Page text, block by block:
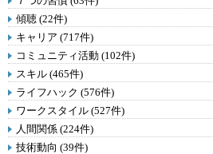
傾聴 (22件)
キャリア (717件)
コミュニティ活動 (102件)
スキル (465件)
ライフハック (576件)
ワークスタイル (527件)
人間関係 (224件)
技術動向 (39件)